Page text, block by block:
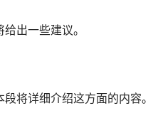
出一些建议。
将详细介绍这方面的内容。